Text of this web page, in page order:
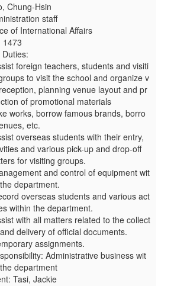
Chung-Hsin
staff
of International Affairs
1473
foreign teachers, students and visiti
to visit the school and organize v
planning venue layout and pr
of promotional materials
works, borrow famous brands, borro
etc.
overseas students with their entry,
and various pick-up and drop-off
for visiting groups.
and control of equipment wit
department.
overseas students and various act
within the department.
with all matters related to the collect
delivery of official documents.
assignments.
Administrative business wit
department
Tasi, Jackie